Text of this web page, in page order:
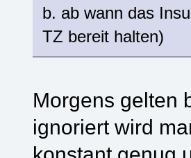
b. ab wann das
TZ bereit halten)
Morgens gelten
ignoriert wird